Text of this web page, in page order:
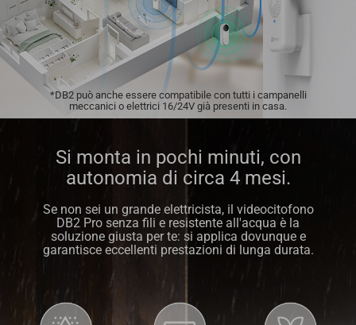
*DB2 può anche essere compatibile con tutti i campanelli
meccanici o elettrici 16/24V già presenti in casa.
Si monta in pochi minuti, con
autonomia di circa 4 mesi.
Se non sei un grande elettricista, il videocitofono
DB2 Pro senza fili e resistente all'acqua è la
soluzione giusta per te: si applica dovunque e
garantisce eccellenti prestazioni di lunga durata.